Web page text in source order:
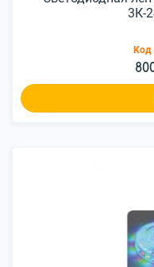
3К-
Код